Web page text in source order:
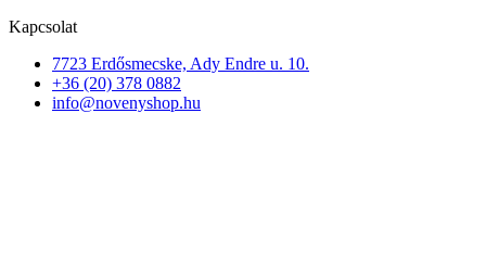
Kapcsolat
7723 Erdősmecske, Ady Endre u. 10.
+36 (20) 378 0882
info@novenyshop.hu